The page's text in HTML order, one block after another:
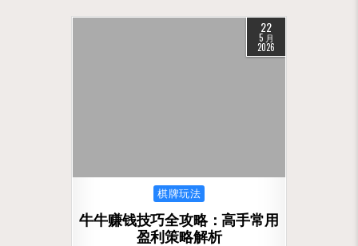
22
5 月
2026
Posted in
棋牌玩法
牛牛赚钱技巧全攻略：高手常用
盈利策略解析